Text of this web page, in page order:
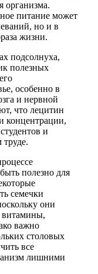
организма.
питание может
но и в
жизни.
подсолнуха,
полезных
особенно в
и нервной
что лецитин
концентрации,
и
полезно для
семечки
они
витамины,
важно
столовых
все
лишними